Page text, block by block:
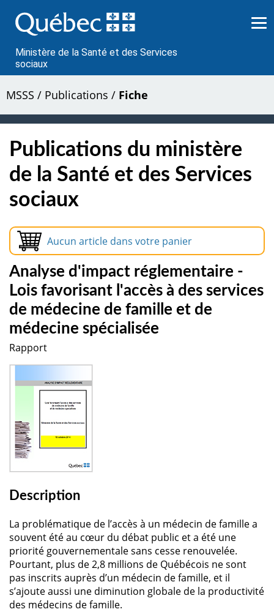
au
contenu
Ministère de la Santé et des Services
sociaux
MSSS / Publications / Fiche
Publications du ministère
de la Santé et des Services
sociaux
Aucun article dans votre panier
Analyse d'impact réglementaire -
Lois favorisant l'accès à des services
de médecine de famille et de
médecine spécialisée
Rapport
Description
La problématique de l’accès à un médecin de famille a
souvent été au cœur du débat public et a été une
priorité gouvernementale sans cesse renouvelée.
Pourtant, plus de 2,8 millions de Québécois ne sont
pas inscrits auprès d’un médecin de famille, et il
s’ajoute aussi une diminution globale de la productivité
des médecins de famille.